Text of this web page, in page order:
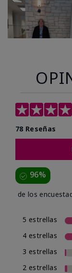
78 Reseñas
96%
de los
5 estrellas
4 estrellas
3 estrellas
2 estrellas